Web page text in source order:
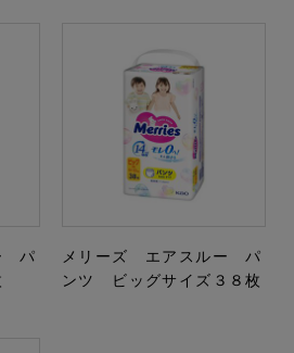
パ
メリーズ エアスルー パ
ンツ ビッグサイズ３８枚